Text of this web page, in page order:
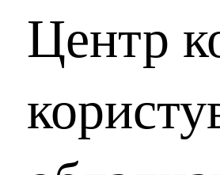
Центр